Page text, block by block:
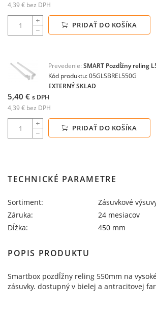
4,39 € bez DPH
PRIDAŤ DO KOŠÍKA
Prevedenie: SMART Pozdĺžny reling
Kód produktu: 05GLSBREL550G
EXTERNÝ SKLAD
5,40 € s DPH
4,39 € bez DPH
PRIDAŤ DO KOŠÍKA
TECHNICKÉ PARAMETRE
Sortiment:
Zásuvkové
Záruka:
24 mesiacov
Dĺžka:
450 mm
POPIS PRODUKTU
Smartbox pozdĺžny reling 550mm na
zásuvky. dostupný v bielej a antracitovej